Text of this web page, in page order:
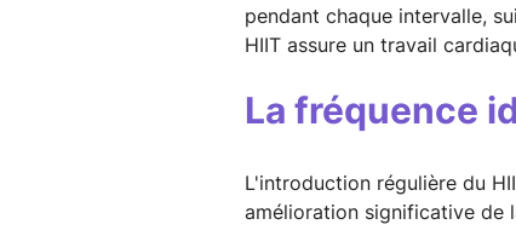
pendant chaque intervalle,
HIIT assure un travail
La fréquence
L'introduction régulière du
amélioration significative de